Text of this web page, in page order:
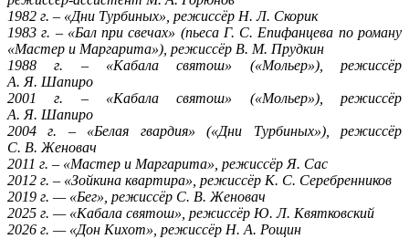
1982 г. – «Дни Турбиных», режиссёр Н. Л. Скорик
1983 г. – «Бал при свечах» (пьеса Г. С. Епифанцева по роману
«Мастер и Маргарита»), режиссёр В. М. Прудкин
1988 г. – «Кабала святош» («Мольер»), режиссёр
А. Я. Шапиро
2001 г. – «Кабала святош» («Мольер»), режиссёр
А. Я. Шапиро
2004 г. – «Белая гвардия» («Дни Турбиных»), режиссёр
С. В. Женовач
2011 г. – «Мастер и Маргарита», режиссёр Я. Сас
2012 г. – «Зойкина квартира», режиссёр К. С. Серебренников
2019 г. — «Бег», режиссёр С. В. Женовач
2025 г. — «Кабала святош», режиссёр Ю. Л. Квятковский
2026 г. — «Дон Кихот», режиссёр Н. А. Рощин